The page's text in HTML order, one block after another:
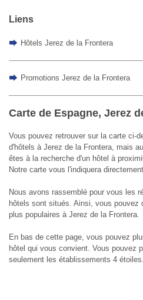
Liens
Hôtels Jerez de la Frontera
Promotions Jerez de la Frontera
Carte de Espagne, Jerez
Vous pouvez retrouver sur la carte ci-
d'hôtels à Jerez de la Frontera, mais
êtes à la recherche d'un hôtel à
Notre carte vous l'indiquera
Nous avons rassemblé pour vous les
hôtels sont situés. Ainsi, vous pouvez
plus populaires à Jerez de la Frontera.
En bas de cette page, vous pouvez
hôtel qui vous convient. Vous pouvez
seulement les établissements 4